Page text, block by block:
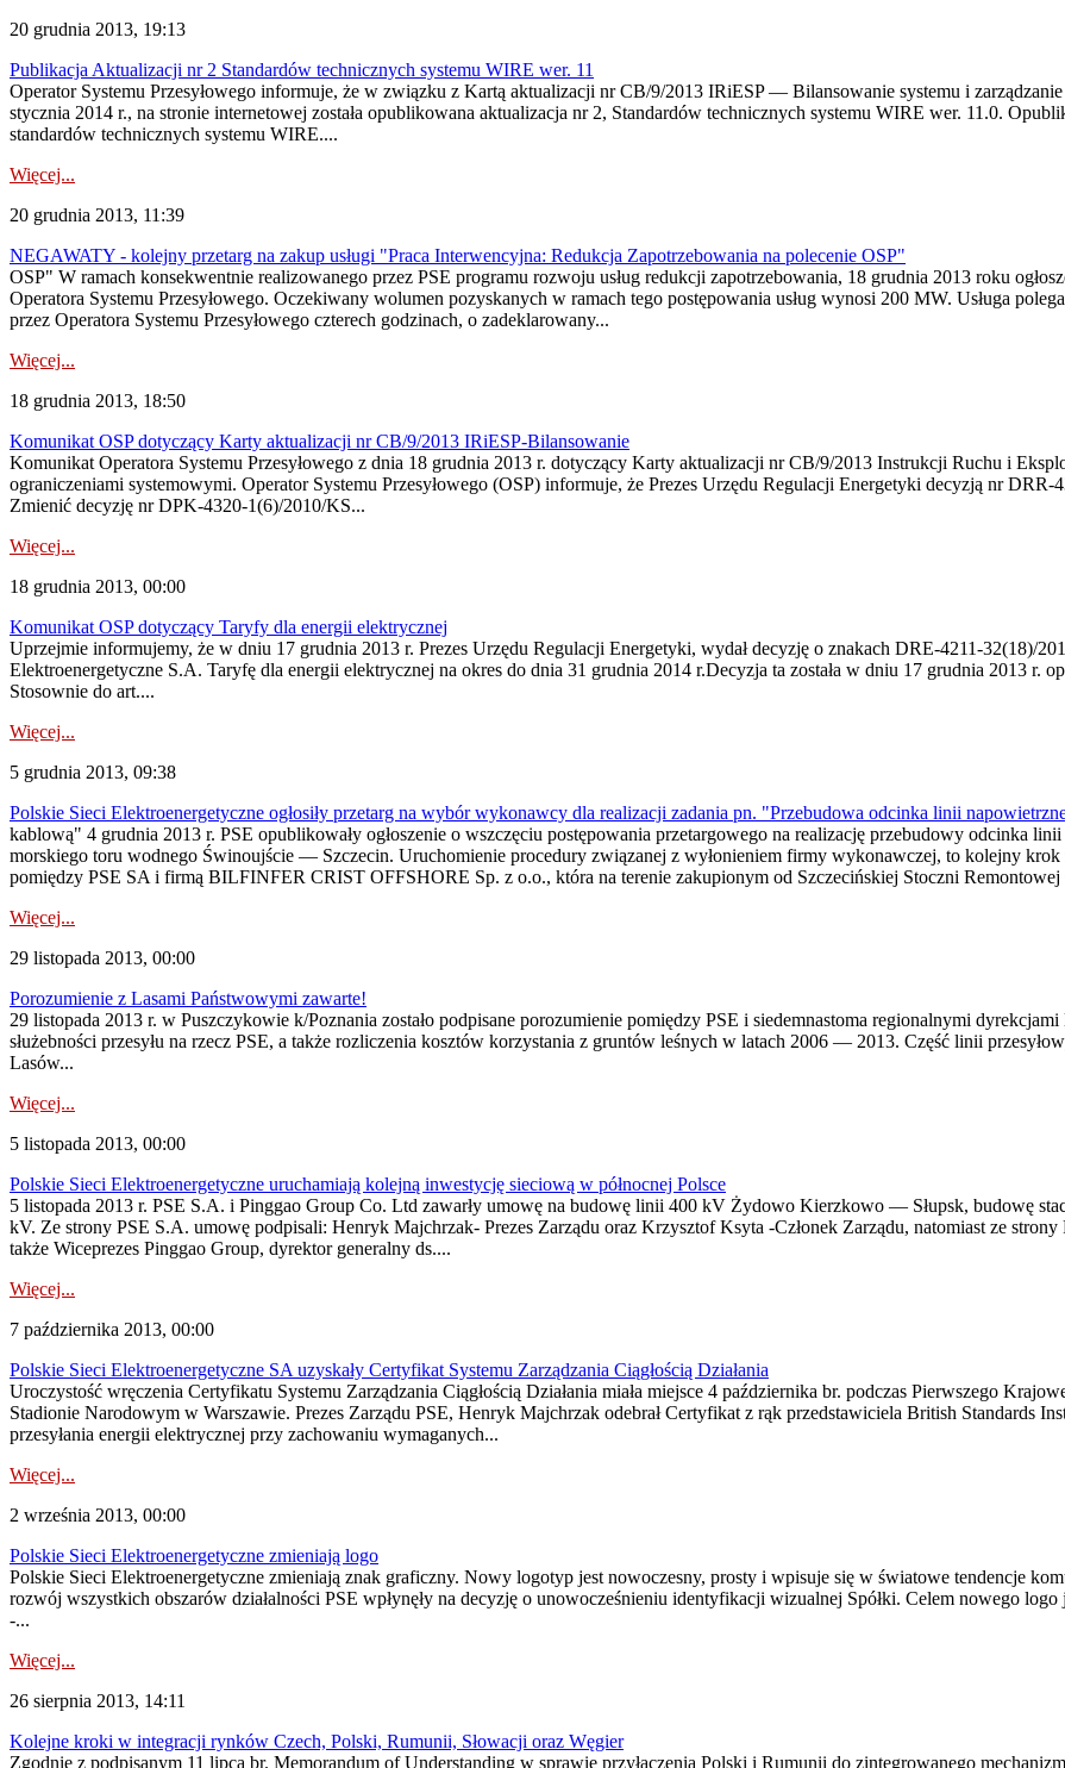
20 grudnia 2013, 19:13
Publikacja Aktualizacji nr 2 Standardów technicznych systemu WIRE wer. 11
Operator Systemu Przesyłowego informuje, że w związku z Kartą aktualizacji nr CB/9/2013 IRiESP — Bilansowanie systemu i
stycznia 2014 r., na stronie internetowej została opublikowana aktualizacja nr 2, Standardów technicznych systemu WIRE wer. 11.0.
standardów technicznych systemu WIRE....
Więcej...
20 grudnia 2013, 11:39
NEGAWATY - kolejny przetarg na zakup usługi "Praca Interwencyjna: Redukcja Zapotrzebowania na polecenie OSP"
OSP" W ramach konsekwentnie realizowanego przez PSE programu rozwoju usług redukcji zapotrzebowania, 18 grudnia 2013 roku
Operatora Systemu Przesyłowego. Oczekiwany wolumen pozyskanych w ramach tego postępowania usług wynosi 200 MW. Usługa
przez Operatora Systemu Przesyłowego czterech godzinach, o zadeklarowany...
Więcej...
18 grudnia 2013, 18:50
Komunikat OSP dotyczący Karty aktualizacji nr CB/9/2013 IRiESP-Bilansowanie
Komunikat Operatora Systemu Przesyłowego z dnia 18 grudnia 2013 r. dotyczący Karty aktualizacji nr CB/9/2013 Instrukcji Ruchu i
ograniczeniami systemowymi. Operator Systemu Przesyłowego (OSP) informuje, że Prezes Urzędu Regulacji Energetyki decyzją nr
Zmienić decyzję nr DPK-4320-1(6)/2010/KS...
Więcej...
18 grudnia 2013, 00:00
Komunikat OSP dotyczący Taryfy dla energii elektrycznej
Uprzejmie informujemy, że w dniu 17 grudnia 2013 r. Prezes Urzędu Regulacji Energetyki, wydał decyzję o znakach DRE-4211-32(18)/
Elektroenergetyczne S.A. Taryfę dla energii elektrycznej na okres do dnia 31 grudnia 2014 r.Decyzja ta została w dniu 17 grudnia 2013
Stosownie do art....
Więcej...
5 grudnia 2013, 09:38
Polskie Sieci Elektroenergetyczne ogłosiły przetarg na wybór wykonawcy dla realizacji zadania pn. "Przebudowa odcinka linii
kablową" 4 grudnia 2013 r. PSE opublikowały ogłoszenie o wszczęciu postępowania przetargowego na realizację przebudowy odcinka
morskiego toru wodnego Świnoujście — Szczecin. Uruchomienie procedury związanej z wyłonieniem firmy wykonawczej, to kolejny
pomiędzy PSE SA i firmą BILFINFER CRIST OFFSHORE Sp. z o.o., która na terenie zakupionym od Szczecińskiej Stoczni
Więcej...
29 listopada 2013, 00:00
Porozumienie z Lasami Państwowymi zawarte!
29 listopada 2013 r. w Puszczykowie k/Poznania zostało podpisane porozumienie pomiędzy PSE i siedemnastoma regionalnymi
służebności przesyłu na rzecz PSE, a także rozliczenia kosztów korzystania z gruntów leśnych w latach 2006 — 2013. Część linii
Lasów...
Więcej...
5 listopada 2013, 00:00
Polskie Sieci Elektroenergetyczne uruchamiają kolejną inwestycję sieciową w północnej Polsce
5 listopada 2013 r. PSE S.A. i Pinggao Group Co. Ltd zawarły umowę na budowę linii 400 kV Żydowo Kierzkowo — Słupsk, budowę
kV. Ze strony PSE S.A. umowę podpisali: Henryk Majchrzak- Prezes Zarządu oraz Krzysztof Ksyta -Członek Zarządu, natomiast ze
także Wiceprezes Pinggao Group, dyrektor generalny ds....
Więcej...
7 października 2013, 00:00
Polskie Sieci Elektroenergetyczne SA uzyskały Certyfikat Systemu Zarządzania Ciągłością Działania
Uroczystość wręczenia Certyfikatu Systemu Zarządzania Ciągłością Działania miała miejsce 4 października br. podczas Pierwszego
Stadionie Narodowym w Warszawie. Prezes Zarządu PSE, Henryk Majchrzak odebrał Certyfikat z rąk przedstawiciela British Standards
przesyłania energii elektrycznej przy zachowaniu wymaganych...
Więcej...
2 września 2013, 00:00
Polskie Sieci Elektroenergetyczne zmieniają logo
Polskie Sieci Elektroenergetyczne zmieniają znak graficzny. Nowy logotyp jest nowoczesny, prosty i wpisuje się w światowe tendencje
rozwój wszystkich obszarów działalności PSE wpłynęły na decyzję o unowocześnieniu identyfikacji wizualnej Spółki. Celem nowego
-...
Więcej...
26 sierpnia 2013, 14:11
Kolejne kroki w integracji rynków Czech, Polski, Rumunii, Słowacji oraz Węgier
Zgodnie z podpisanym 11 lipca br. Memorandum of Understanding w sprawie przyłączenia Polski i Rumunii do zintegrowanego